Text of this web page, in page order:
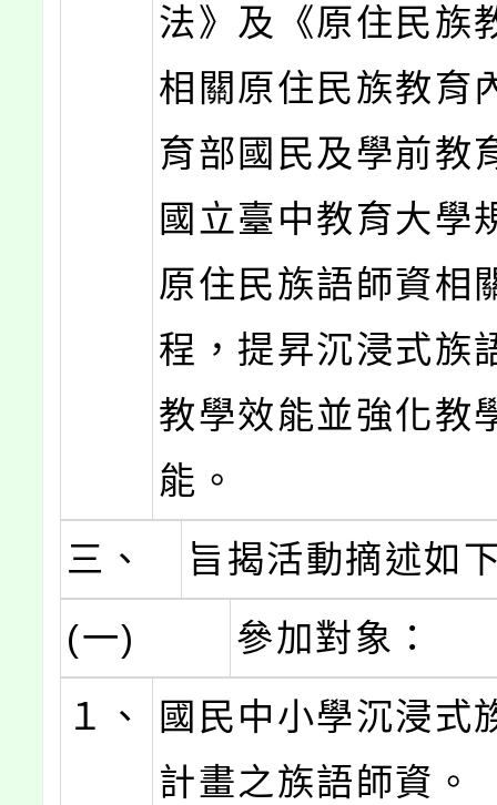
法》及《原住民族
相關原住民族教育
育部國民及學前教
國立臺中教育大學
原住民族語師資相
程，提昇沉浸式族
教學效能並強化教
能。
三、
旨揭活動摘述如
(一)
參加對象：
１、
國民中小學沉浸式
計畫之族語師資。